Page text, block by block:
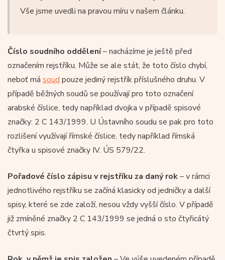
Vše jsme uvedli na pravou míru v našem článku.
Číslo soudního oddělení– nacházíme je ještě před
označením rejstříku. Může se ale stát, že toto číslo chybí,
neboť má soud pouze jediný rejstřík příslušného druhu. V
případě běžných soudů se používají pro toto označení
arabské číslice, tedy například dvojka v případě spisové
značky: 2 C 143/1999. U Ústavního soudu se pak pro toto
rozlišení využívají římské číslice, tedy například římská
čtyřka u spisové značky IV. ÚS 579/22.
Pořadové číslo zápisu v rejstříku za daný rok– v rámci
jednotlivého rejstříku se začíná klasicky od jedničky a další
spisy, které se zde založí, nesou vždy vyšší číslo. V případě
již zmíněné značky 2 C 143/1999 se jedná o sto čtyřicátý
čtvrtý spis.